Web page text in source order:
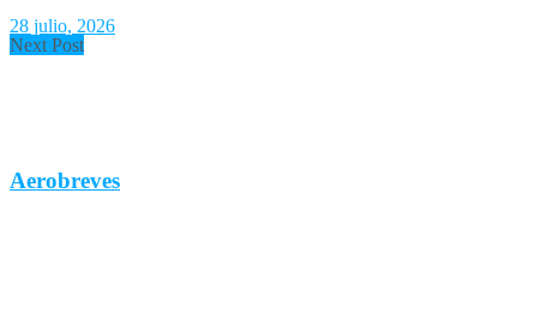
28 julio, 2026
Next Post
Aerobreves